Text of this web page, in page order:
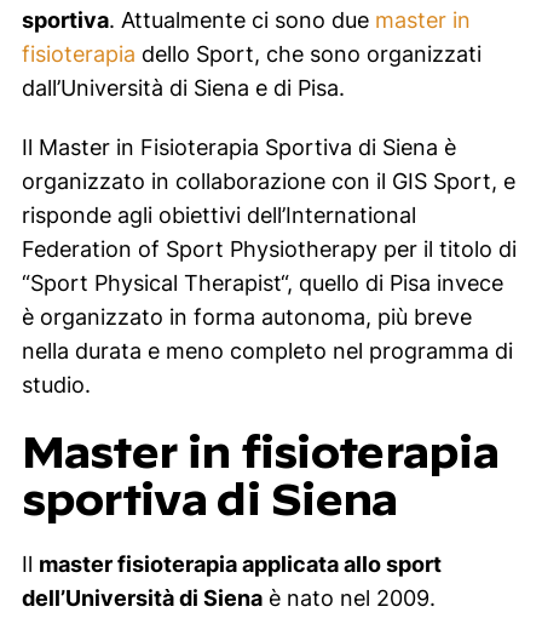
sportiva. Attualmente ci sono due master in
fisioterapia dello Sport, che sono organizzati
dall’Università di Siena e di Pisa.
Il Master in Fisioterapia Sportiva di Siena è
organizzato in collaborazione con il GIS Sport, e
risponde agli obiettivi dell’International
Federation of Sport Physiotherapy per il titolo di
“Sport Physical Therapist“, quello di Pisa invece
è organizzato in forma autonoma, più breve
nella durata e meno completo nel programma di
studio.
Master in fisioterapia
sportiva di Siena
Il master fisioterapia applicata allo sport
dell’Università di Sienaè nato nel 2009.